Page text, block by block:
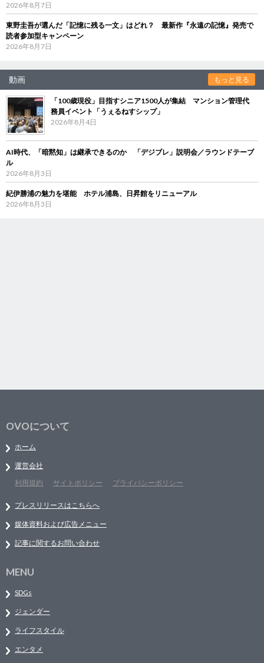
2026年8月7日
東野圭吾が選んだ「記憶に残る一文」はどれ？ 最新作『永遠の記憶』発売で
読者参加型キャンペーン
2026年8月7日
動画 もっと見る
「100歳現役」目指すシニア1500人が集結 マンション管理代
務員イベント「うぇるねすシップ」
2026年8月4日
AI時代、「暗黙知」は継承できるのか 「デジブレ」説明会／ラウンドテーブ
ル
2026年8月3日
紀伊勝浦の魅力を堪能 ホテル浦島、日昇館をリニューアル
2026年8月3日
OVOについて
ホーム
運営会社
利用規約
サイトポリシー プライバシーポリシー
プレスリリースはこちらへ
媒体資料および広告メニュー
記事に関するお問い合わせ
MENU
SDGs
ジェンダー
ライフスタイル
エンタメ